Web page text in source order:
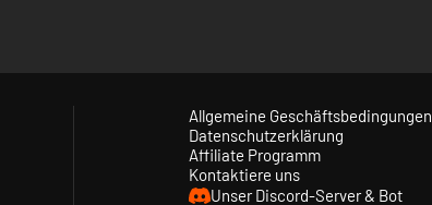
Allgemeine Geschäftsbedingungen
Datenschutzerklärung
Affiliate Programm
Kontaktiere uns
Unser Discord-Server & Bot